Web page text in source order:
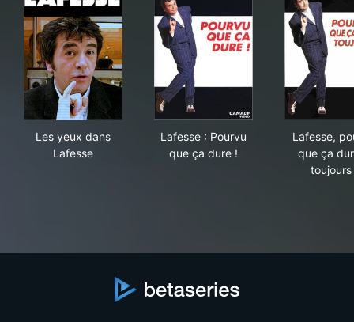
Les yeux dans
Lafesse
Lafesse : Pourvu
que ça dure !
Lafesse,
que ça
toujours